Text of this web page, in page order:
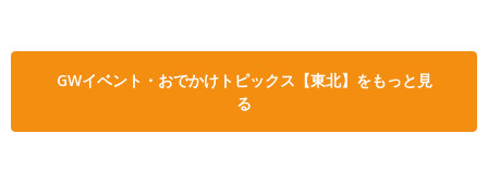
GWイベント・おでかけトピックス【東北】をもっと見
る